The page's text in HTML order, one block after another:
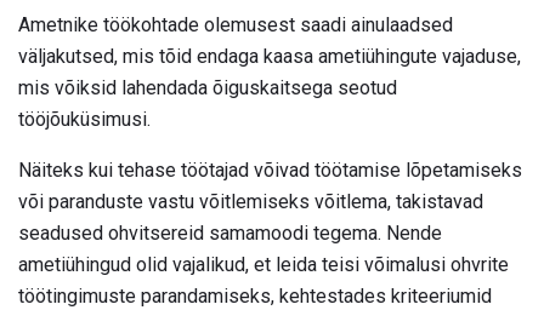
Ametnike töökohtade olemusest saadi ainulaadsed
väljakutsed, mis tõid endaga kaasa ametiühingute vajaduse,
mis võiksid lahendada õiguskaitsega seotud
tööjõuküsimusi.
Näiteks kui tehase töötajad võivad töötamise lõpetamiseks
või paranduste vastu võitlemiseks võitlema, takistavad
seadused ohvitsereid samamoodi tegema. Nende
ametiühingud olid vajalikud, et leida teisi võimalusi ohvrite
töötingimuste parandamiseks, kehtestades kriteeriumid